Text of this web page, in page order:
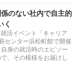
のない社内で自主的
く
活イベント「キャリア
センター浜松町館で開催
身の就活時のエピソー
、その模様をお届けし